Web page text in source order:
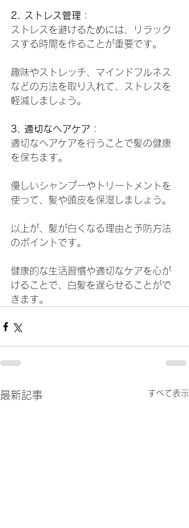
2. ストレス管理 ：
ストレスを避けるためには、リラック
スする時間を作ることが重要です。
趣味やストレッチ、マインドフルネス
などの方法を取り入れて、ストレスを
軽減しましょう。
3. 適切なヘアケア ：
適切なヘアケアを行うことで髪の健康
を保ちます。
優しいシャンプーやトリートメントを
使って、髪や頭皮を保湿しましょう。
以上が、髪が白くなる理由と予防方法
のポイントです。
健康的な生活習慣や適切なケアを心が
けることで、白髪を遅らせることがで
きます。
最新記事 すべて表示